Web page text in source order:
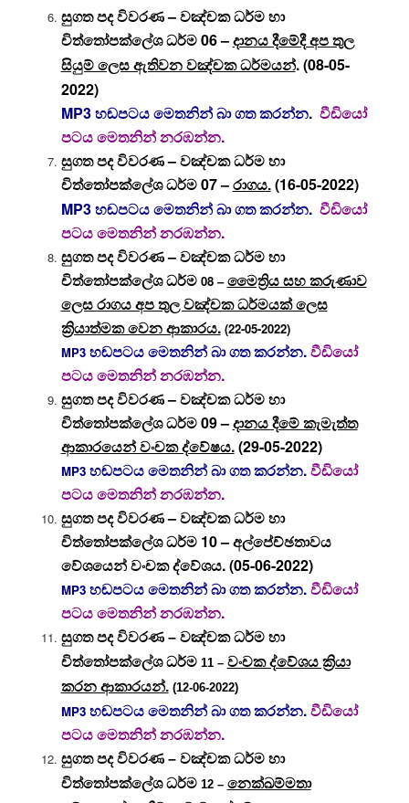
සුගත පද විවරණ – වඤ්චක ධර්ම හා
චිත්තෝපක්ලේශ ධර්ම 06 – දානය දීමේදී අප තුල
සියුම් ලෙස ඇතිවන වඤ්චක ධර්මයන්. (08-05-
2022)
MP3 හඬපටය මෙතනින් බා ගත කරන්න. වීඩියෝ
පටය මෙතනින් නරඹන්න.
සුගත පද විවරණ – වඤ්චක ධර්ම හා
චිත්තෝපක්ලේශ ධර්ම 07 – රාගය.(16-05-2022)
MP3 හඬපටය මෙතනින් බා ගත කරන්න. වීඩියෝ
පටය මෙතනින් නරඹන්න.
සුගත පද විවරණ – වඤ්චක ධර්ම හා
චිත්තෝපක්ලේශ ධර්ම08 –මෛත්‍රිය සහ කරුණාව
ලෙස රාගය අප තුල වඤ්චක ධර්මයක් ලෙස
ක්‍රියාත්මක වෙන ආකාරය.(22-05-2022)
MP3 හඬපටය මෙතනින් බා ගත කරන්න.වීඩියෝ
පටය මෙතනින් නරඹන්න.
සුගත පද විවරණ – වඤ්චක ධර්ම හා
චිත්තෝපක්ලේශ ධර්ම 09 –දානය දීමේ කැමැත්ත
ආකාරයෙන් වංචක ද්වේෂය.(29-05-2022)
MP3 හඬපටය මෙතනින් බා ගත කරන්න.වීඩියෝ
පටය මෙතනින් නරඹන්න.
සුගත පද විවරණ – වඤ්චක ධර්ම හා
චිත්තෝපක්ලේශ ධර්ම 10 – අල්පේච්ඡතාවය
වේශයෙන් වංචක ද්වේශය. (05-06-2022)
MP3හඬපටය මෙතනින් බා ගත කරන්න.වීඩියෝ
පටය මෙතනින් නරඹන්න.
සුගත පද විවරණ – වඤ්චක ධර්ම හා
චිත්තෝපක්ලේශ ධර්ම 11 – වංචක ද්වේශය ක්‍රියා
කරන ආකාරයන්.(12-06-2022)
MP3හඬපටය මෙතනින් බා ගත කරන්න.වීඩියෝ
පටය මෙතනින් නරඹන්න.
සුගත පද විවරණ – වඤ්චක ධර්ම හා
චිත්තෝපක්ලේශ ධර්ම 12 – නෙක්ඛම්මතා